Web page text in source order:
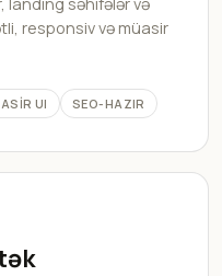
responsiv və müasir
UI SEO-HAZIR